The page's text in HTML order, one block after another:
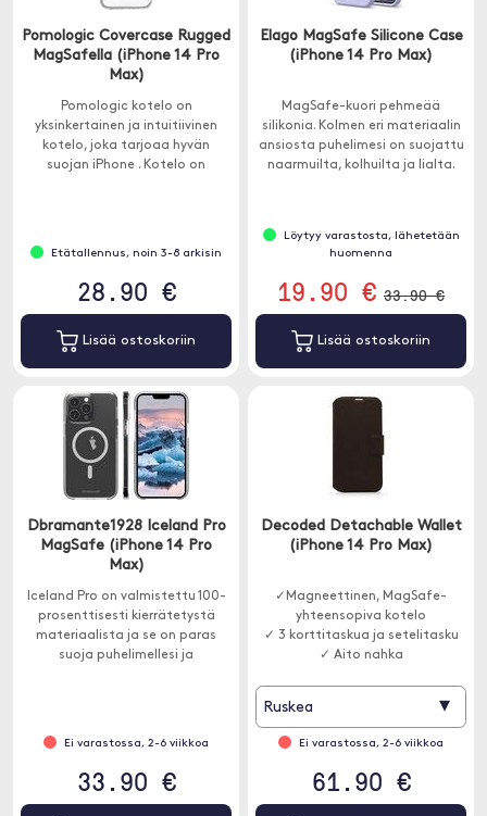
Pomologic Covercase Rugged
MagSafella (iPhone 14 Pro
Max)
Pomologic kotelo on
yksinkertainen ja intuitiivinen
kotelo, joka tarjoaa hyvän
suojan iPhone . Kotelo on
Etätallennus, noin 3-8 arkisin
28.90 €
Lisää ostoskoriin
Elago MagSafe Silicone Case
(iPhone 14 Pro Max)
MagSafe-kuori pehmeää
silikonia. Kolmen eri materiaalin
ansiosta puhelimesi on suojattu
naarmuilta, kolhuilta ja lialta.
Löytyy varastosta, lähetetään
huomenna
19.90 € 33.90 €
Lisää ostoskoriin
Dbramante1928 Iceland Pro
MagSafe (iPhone 14 Pro
Max)
Iceland Pro on valmistettu 100-
prosenttisesti kierrätetystä
materiaalista ja se on paras
suoja puhelimellesi ja
Ei varastossa, 2-6 viikkoa
33.90 €
Decoded Detachable Wallet
(iPhone 14 Pro Max)
✓Magneettinen, MagSafe-
yhteensopiva kotelo
✓ 3 korttitaskua ja setelitasku
✓ Aito nahka
Ruskea ▾
Ei varastossa, 2-6 viikkoa
61.90 €